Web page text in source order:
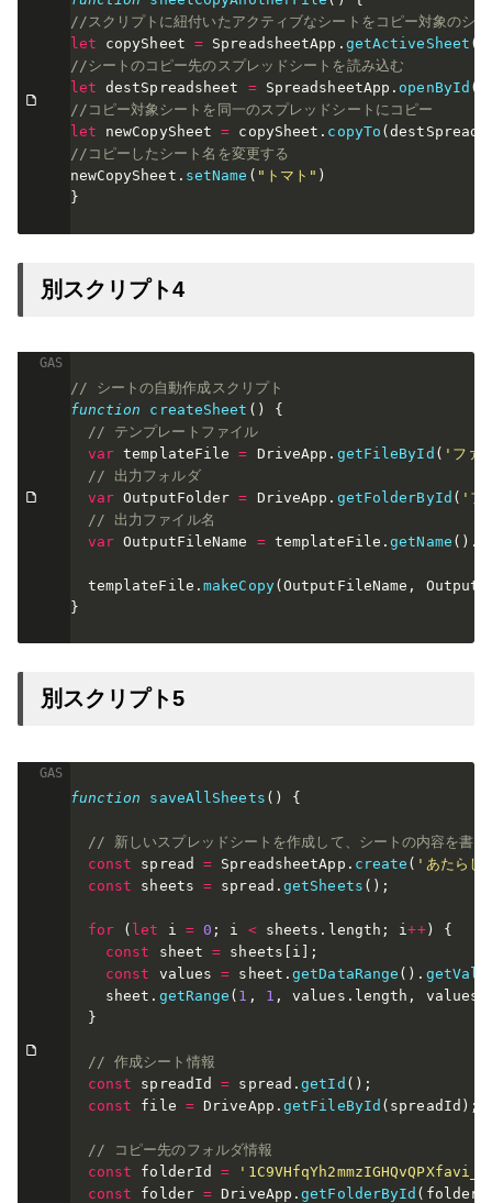
//スクリプトに紐付いたアクティブなシートをコピー対象のシ
let copySheet = SpreadsheetApp . getActiveSheet (
//シートのコピー先のスプレッドシートを読み込む
let destSpreadsheet = SpreadsheetApp . openById (
//コピー対象シートを同一のスプレッドシートにコピー
let newCopySheet = copySheet . copyTo (
//コピーしたシート名を変更する
newCopySheet . setName ( "トマト" )
}
別スクリプト4
// シートの自動作成スクリプト
function
createSheet ( )
{
// テンプレートファイル
var templateFile = DriveApp . getFileById ( 'ファ
// 出力フォルダ
var OutputFolder = DriveApp . getFolderById ( 'フ
// 出力ファイル名
var OutputFileName = templateFile .getName ( ) .
  templateFile
.makeCopy(OutputFileName ,
}
別スクリプト5
function saveAllSheets ( ) {
// 新しいスプレッドシートを作成して、シートの内容を書き
const spread = SpreadsheetApp . create ( 'あたらし
const sheets = spread . getSheets ( ) ;
for ( let i = 0 ; i < sheets . length ; i++)
{
const sheet = sheets [ i ] ;
const values = sheet .getDataRange ( ) .
    sheet
. getRange ( 1 , 1 , values . length , values
}
// 作成シート情報
const spreadId = spread .getId ( ) ;
const file = DriveApp . getFileById ( spreadId ) ;
// コピー先のフォルダ情報
const folderId =
const folder = DriveApp .getFolderById (